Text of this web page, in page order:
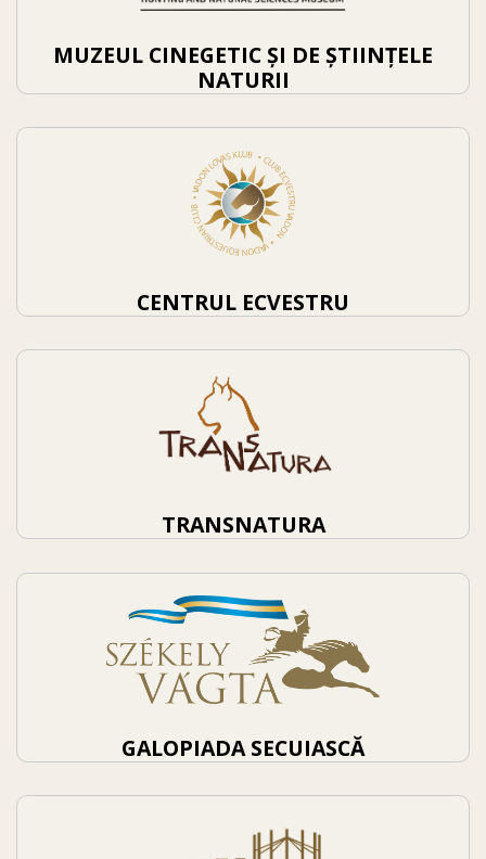
MUZEUL CINEGETIC ȘI DE ȘTIINȚELE
NATURII
CENTRUL ECVESTRU
TRANSNATURA
GALOPIADA SECUIASCĂ